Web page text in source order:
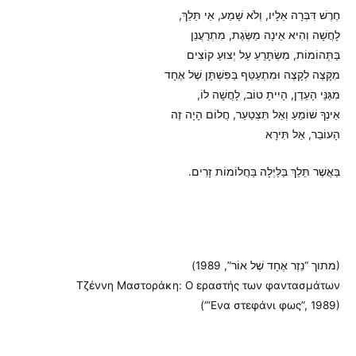
חֶרֶשׁ דִּבְּרָה אֵלָיו, וְלֹא שָׁמַע, אֵי תֵּלֵךְ,
לָחֲשָׁה וְהִיא אֵינָה מַשֶּׂגֶת, מִתְרַעֲנֵן
בַּתְּהוֹמוֹת, מִשְׂתָּרֵעַ עַל יְצוּעַ קוֹצִים
מִקָּצֶה לְקָצֶה וּמִתְעַטֵּף בַּפִּשְׁתָּן שֶׁל אֶחָד
מִגַּנֵּי הָעֵדֶן, הָיִיתָ טוֹב, לָחֲשָׁה לוֹ,
אֵינְךָ שׁוֹמֵעַ וְאַל תִּצְטַעֵר, חֲלוֹם הָיָה זֶה
הָעוֹבֵר, אַל תִּירָא
בַּאֲשֶׁר תֵּלֵךְ בַּלַּיְלָה בַּחֲלוֹמוֹת זָרִים.
(מתוך “נֵזֶר אֶחָד שֶׁל אוֹר”, 1989)
Τζέννη Μαστοράκη: O εραστής των φαντασμάτων
(“‘Ενα στεφάνι φως”, 1989)